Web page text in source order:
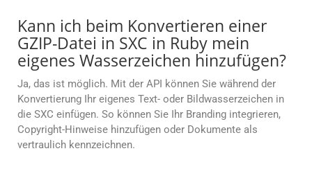
Kann ich beim Konvertieren einer
GZIP-Datei in SXC in Ruby mein
eigenes Wasserzeichen hinzufügen?
Ja, das ist möglich. Mit der API können Sie während der
Konvertierung Ihr eigenes Text- oder Bildwasserzeichen in
die SXC einfügen. So können Sie Ihr Branding integrieren,
Copyright-Hinweise hinzufügen oder Dokumente als
vertraulich kennzeichnen.